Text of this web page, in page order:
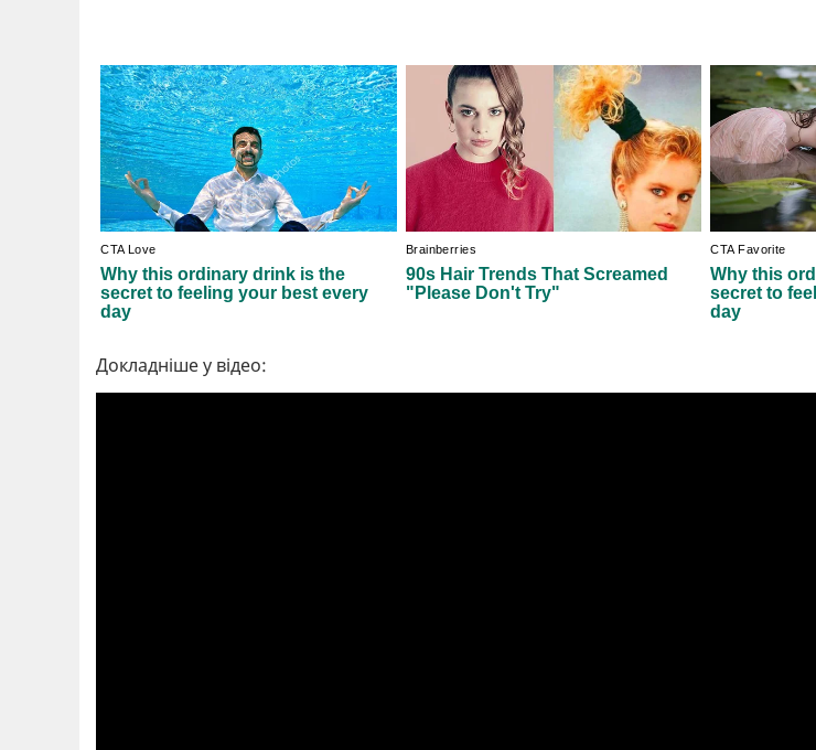
Докладніше у відео: